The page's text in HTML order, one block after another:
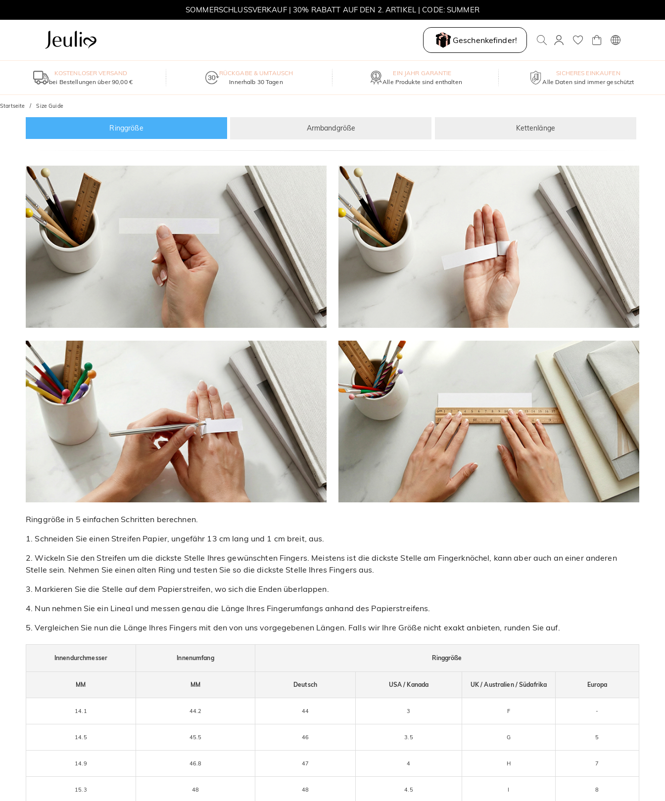
SOMMERSCHLUSSVERKAUF | 30% RABATT AUF DEN 2. ARTIKEL | CODE: SUMMER
Geschenkefinder!
KOSTENLOSER VERSAND
bei Bestellungen über 90,00 €
RÜCKGABE & UMTAUSCH
Innerhalb 30 Tagen
EIN JAHR GARANTIE
Alle Produkte sind enthalten
SICHERES EINKAUFEN
Alle Daten sind immer geschützt
Startseite Size Guide
Ringgröße Armbandgröße Kettenlänge
Ringgröße in 5 einfachen Schritten berechnen.
1. Schneiden Sie einen Streifen Papier, ungefähr 13 cm lang und 1 cm breit, aus.
2. Wickeln Sie den Streifen um die dickste Stelle Ihres gewünschten Fingers. Meistens ist die dickste Stelle am Fingerknöchel, kann aber auch an einer anderen
Stelle sein. Nehmen Sie einen alten Ring und testen Sie so die dickste Stelle Ihres Fingers aus.
3. Markieren Sie die Stelle auf dem Papierstreifen, wo sich die Enden überlappen.
4. Nun nehmen Sie ein Lineal und messen genau die Länge Ihres Fingerumfangs anhand des Papierstreifens.
5. Vergleichen Sie nun die Länge Ihres Fingers mit den von uns vorgegebenen Längen. Falls wir Ihre Größe nicht exakt anbieten, runden Sie auf.
Innendurchmesser Innenumfang Ringgröße
MM MM Deutsch USA / Kanada UK / Australien / Südafrika Europa
14.1 44.2 44 3 F -
14.5 45.5 46 3.5 G 5
14.9 46.8 47 4 H 7
15.3 48 48 4.5 I 8